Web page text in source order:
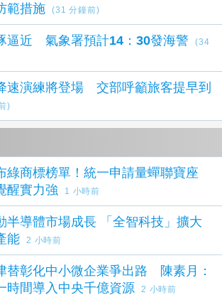
範措施
(31 分鐘前)
逼近 氣象署預計14：30發海警
(34
速演練將登場 交部呼籲旅客提早到
)
綠商標榜單！統一申請量蟬聯寶座
醒實力強
1 小時前
半導體市場成長 「全智科技」擴大
能
2 小時前
替彰化中小微企業爭出路 陳素月：
時間導入中央千億資源
2 小時前